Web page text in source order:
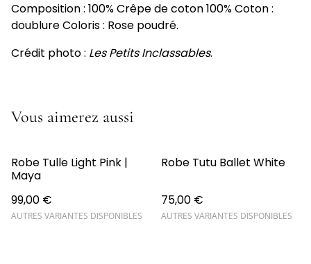
Composition : 100% Crêpe de coton 100% Coton :
doublure Coloris : Rose poudré.
Crédit photo : Les Petits Inclassables.
Vous aimerez aussi
Robe Tulle Light Pink |
Maya
99,00 €
AUTRES VARIANTES DISPONIBLES
Robe Tutu Ballet White
75,00 €
AUTRES VARIANTES DISPONIBLES